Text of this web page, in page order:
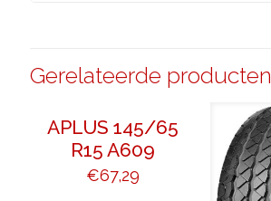
Gerelateerde producten
APLUS 145/65
R15 A609
€67,29